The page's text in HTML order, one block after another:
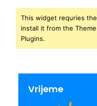
This widget requries
install it from the
Plugins.
Vrijeme